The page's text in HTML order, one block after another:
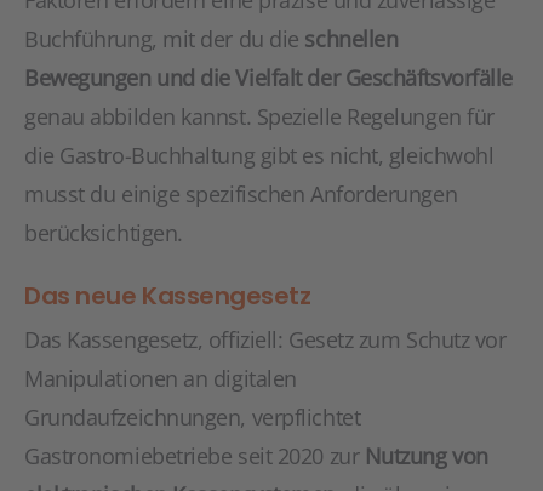
Buchführung, mit der du die schnellen
Bewegungen und die Vielfalt der Geschäftsvorfälle
genau abbilden kannst. Spezielle Regelungen für
die Gastro-Buchhaltung gibt es nicht, gleichwohl
musst du einige spezifischen Anforderungen
berücksichtigen.
Das neue Kassengesetz
Das Kassengesetz, offiziell: Gesetz zum Schutz vor
Manipulationen an digitalen
Grundaufzeichnungen, verpflichtet
Gastronomiebetriebe seit 2020 zur Nutzung von